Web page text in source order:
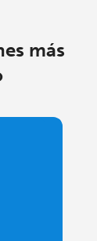
más